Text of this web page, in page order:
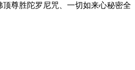
尊胜陀罗尼咒、一切如来心秘密全